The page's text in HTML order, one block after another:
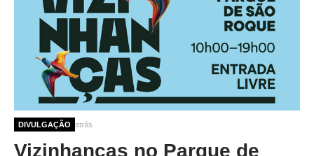
DIVULGAÇÃO
1 ano 2 semanas atrás
Vizinhanças no Parque de